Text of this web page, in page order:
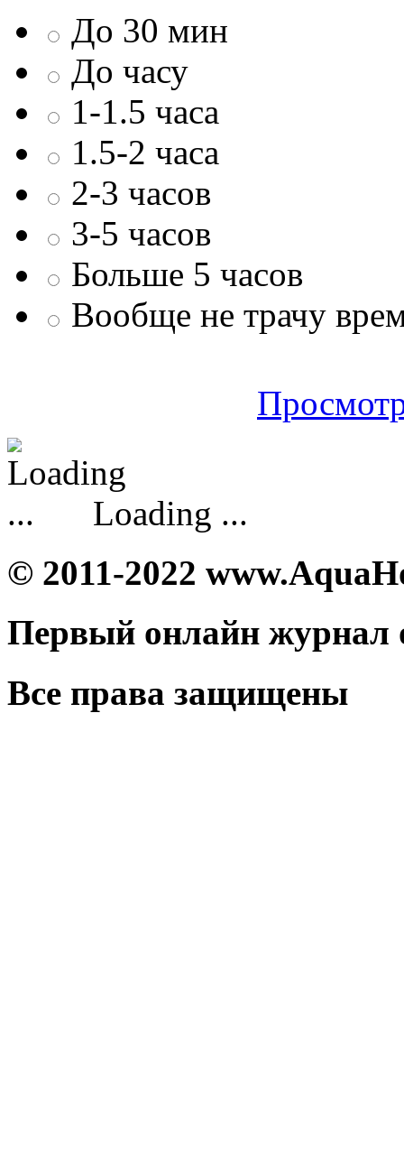
До 30 мин
До часу
1-1.5 часа
1.5-2 часа
2-3 часов
3-5 часов
Больше 5 часов
Вообще не трачу
Loading ...
© 2011-2022
Первый онлайн журнал
Все права защищены